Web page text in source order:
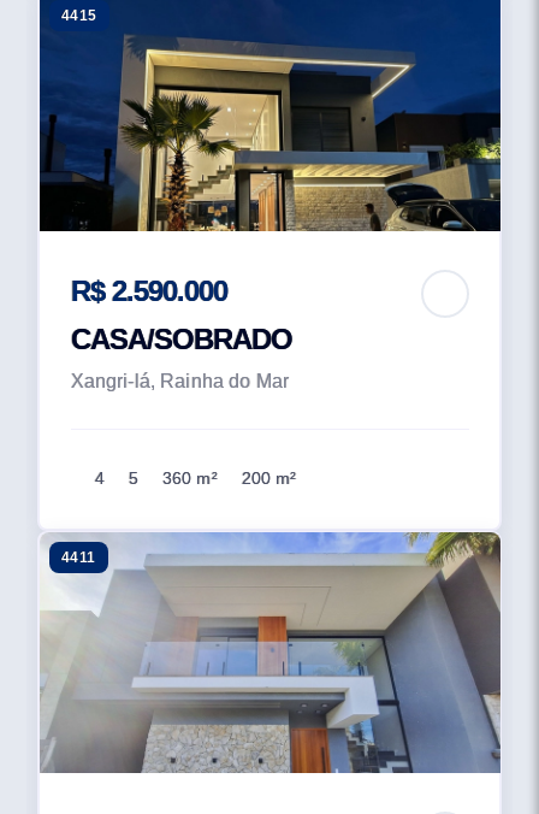
4415
R$ 2.590.000
CASA/SOBRADO
Xangri-lá, Rainha do Mar
4 5 360 m² 200 m²
4411